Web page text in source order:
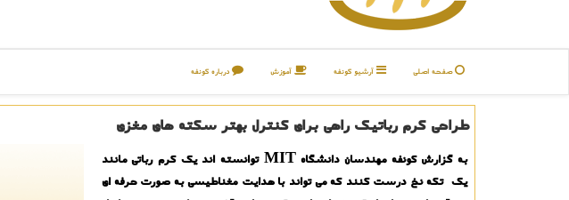
صفحه اصلی آرشیو كونفه آموزش درباره كونفه
طراحی كرم رباتیك راهی برای كنترل بهتر سكته های مغزی
به گزارش كونفه مهندسان دانشگاه MIT توانسته اند یك كرم رباتی مانند
یك تكه نخ درست كنند كه می تواند با هدایت مغناطیسی به صورت حرفه ای